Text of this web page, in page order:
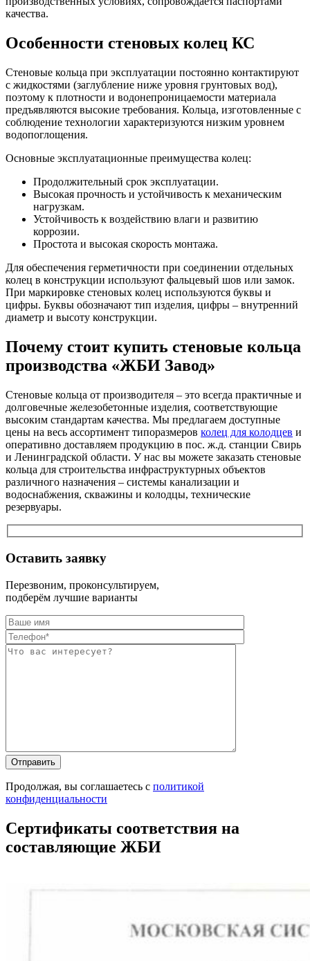
качества.
Особенности стеновых колец КС
Стеновые кольца при эксплуатации постоянно контактируют
с жидкостями (заглубление ниже уровня грунтовых вод),
поэтому к плотности и водонепроницаемости материала
предъявляются высокие требования. Кольца, изготовленные с
соблюдение технологии характеризуются низким уровнем
водопоглощения.
Основные эксплуатационные преимущества колец:
Продолжительный срок эксплуатации.
Высокая прочность и устойчивость к механическим
нагрузкам.
Устойчивость к воздействию влаги и развитию
коррозии.
Простота и высокая скорость монтажа.
Для обеспечения герметичности при соединении отдельных
колец в конструкции используют фальцевый шов или замок.
При маркировке стеновых колец используются буквы и
цифры. Буквы обозначают тип изделия, цифры – внутренний
диаметр и высоту конструкции.
Почему стоит купить стеновые кольца
производства «ЖБИ Завод»
Стеновые кольца от производителя – это всегда практичные и
долговечные железобетонные изделия, соответствующие
высоким стандартам качества. Мы предлагаем доступные
цены на весь ассортимент типоразмеров колец для колодцев и
оперативно доставляем продукцию в пос. ж.д. станции Свирь
и Ленинградской области. У нас вы можете заказать стеновые
кольца для строительства инфраструктурных объектов
различного назначения – системы канализации и
водоснабжения, скважины и колодцы, технические
резервуары.
Оставить заявку
Перезвоним, проконсультируем,
подберём лучшие варианты
Продолжая, вы соглашаетесь с политикой
конфиденциальности
Сертификаты соответствия на
составляющие ЖБИ